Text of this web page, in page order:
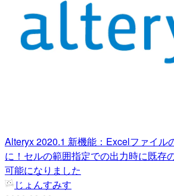
Alteryx 2020.1 新機能：Excelファイル
に！セルの範囲指定での出力時に既存
可能になりました
じょんすみす